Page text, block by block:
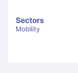
Sectors
Mobility